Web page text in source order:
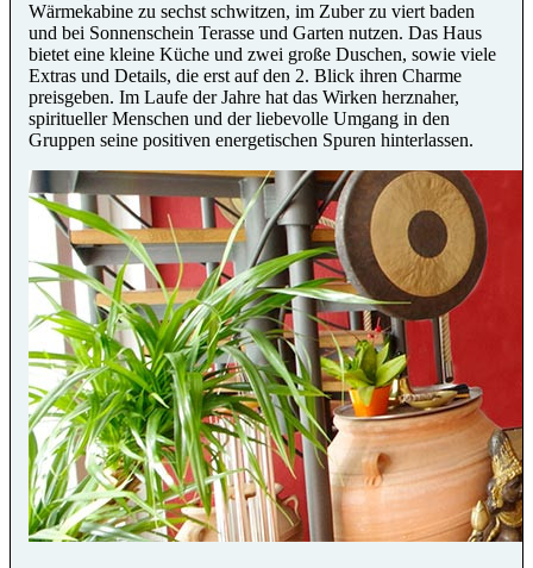
Wärmekabine zu sechst schwitzen, im Zuber zu viert baden
und bei Sonnenschein Terasse und Garten nutzen. Das Haus
bietet eine kleine Küche und zwei große Duschen, sowie viele
Extras und Details, die erst auf den 2. Blick ihren Charme
preisgeben. Im Laufe der Jahre hat das Wirken herznaher,
spiritueller Menschen und der liebevolle Umgang in den
Gruppen seine positiven energetischen Spuren hinterlassen.